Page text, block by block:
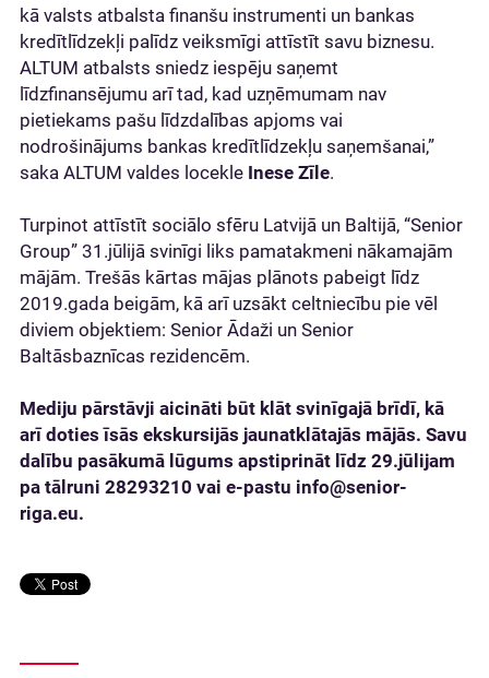
kā valsts atbalsta finanšu instrumenti un bankas
kredītlīdzekļi palīdz veiksmīgi attīstīt savu biznesu.
ALTUM atbalsts sniedz iespēju saņemt
līdzfinansējumu arī tad, kad uzņēmumam nav
pietiekams pašu līdzdalības apjoms vai
nodrošinājums bankas kredītlīdzekļu saņemšanai,”
saka ALTUM valdes locekle Inese Zīle.
Turpinot attīstīt sociālo sfēru Latvijā un Baltijā, “Senior
Group” 31.jūlijā svinīgi liks pamatakmeni nākamajām
mājām. Trešās kārtas mājas plānots pabeigt līdz
2019.gada beigām, kā arī uzsākt celtniecību pie vēl
diviem objektiem: Senior Ādaži un Senior
Baltāsbaznīcas rezidencēm.
Mediju pārstāvji aicināti būt klāt svinīgajā brīdī, kā
arī doties īsās ekskursijās jaunatklātajās mājās. Savu
dalību pasākumā lūgums apstiprināt līdz 29.jūlijam
pa tālruni 28293210 vai e-pastu info@senior-
riga.eu.